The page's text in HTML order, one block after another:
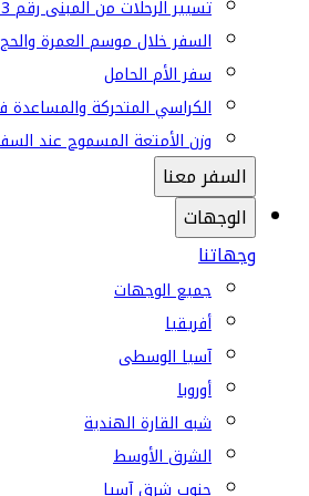
تسيير الرحلات من المبنى رقم 3 (DXB)
السفر خلال موسم العمرة والحج
سفر الأم الحامل
الكراسي المتحركة والمساعدة
وزن الأمتعة المسموح عند
السفر معنا
الوجهات
وجهاتنا
جميع الوجهات
أفريقيا
آسيا الوسطى
أوروبا
شبه القارة الهندية
الشرق الأوسط
جنوب شرق آسيا